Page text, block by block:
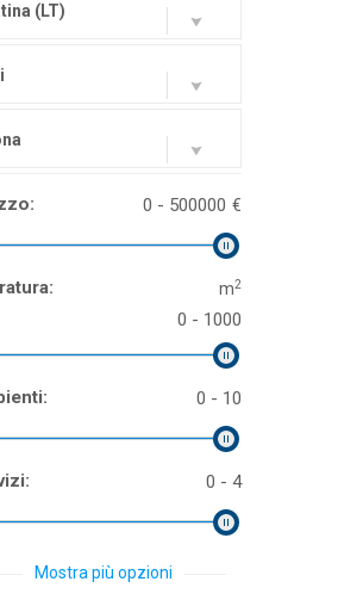
(LT)
€
0 - 500000
m2
0 - 1000
0 - 10
0 - 4
Mostra più opzioni